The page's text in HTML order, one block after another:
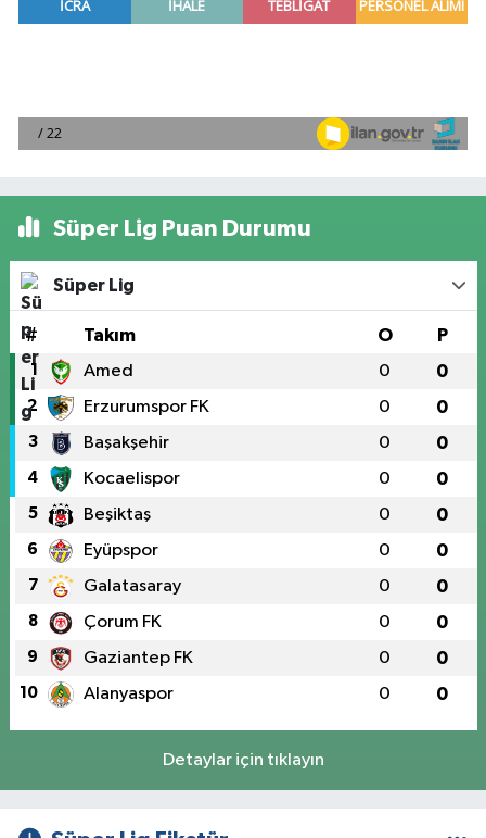
Süper Lig Puan Durumu
Süper Lig
# Takım O P
1 Amed 0 0
2 Erzurumspor FK 0 0
3 Başakşehir 0 0
4 Kocaelispor 0 0
5 Beşiktaş 0 0
6 Eyüpspor 0 0
7 Galatasaray 0 0
8 Çorum FK 0 0
9 Gaziantep FK 0 0
10 Alanyaspor 0 0
Detaylar için tıklayın